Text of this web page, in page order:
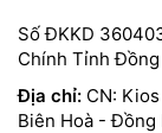
Số ĐKKD
Chính Tỉnh Đồng
Địa chỉ: CN:
Biên Hoà - Đồng